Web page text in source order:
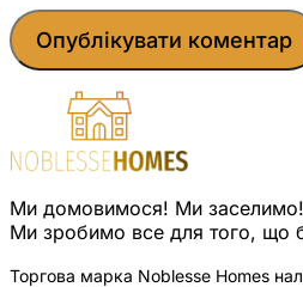
Ми домовимося! Ми заселимо!
Ми зробимо все для того, що
Торгова марка Noblesse Homes